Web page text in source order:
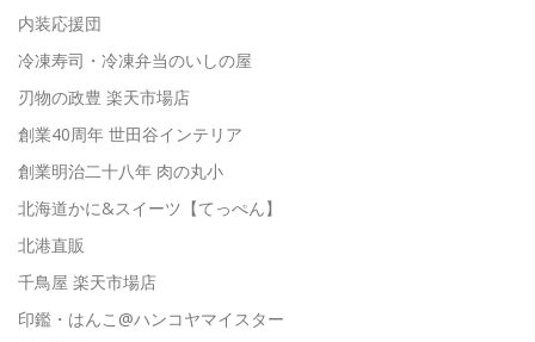
内装応援団
冷凍寿司・冷凍弁当のいしの屋
刃物の政豊 楽天市場店
創業40周年 世田谷インテリア
創業明治二十八年 肉の丸小
北海道かに&スイーツ【てっぺん】
北港直販
千鳥屋 楽天市場店
印鑑・はんこ@ハンコヤマイスター